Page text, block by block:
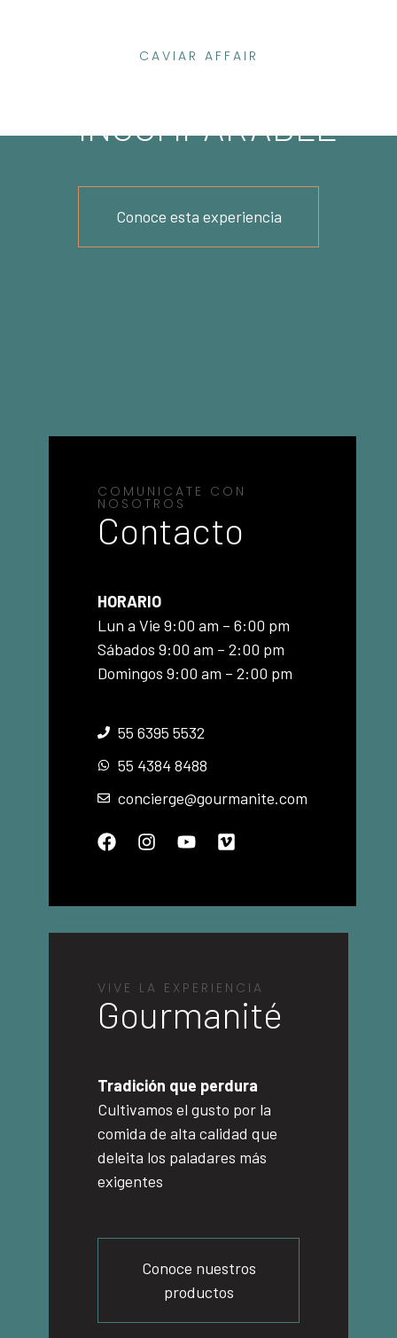
CAVIAR AFFAIR
INCOMPARABLE
Conoce esta experiencia
COMUNICATE CON
NOSOTROS
Contacto
HORARIO
Lun a Vie 9:00 am – 6:00 pm
Sábados 9:00 am – 2:00 pm
Domingos 9:00 am – 2:00 pm
55 6395 5532
55 4384 8488
concierge@gourmanite.com
VIVE LA EXPERIENCIA
Gourmanité
Tradición que perdura
Cultivamos el gusto por la
comida de alta calidad que
deleita los paladares más
exigentes
Conoce nuestros
productos